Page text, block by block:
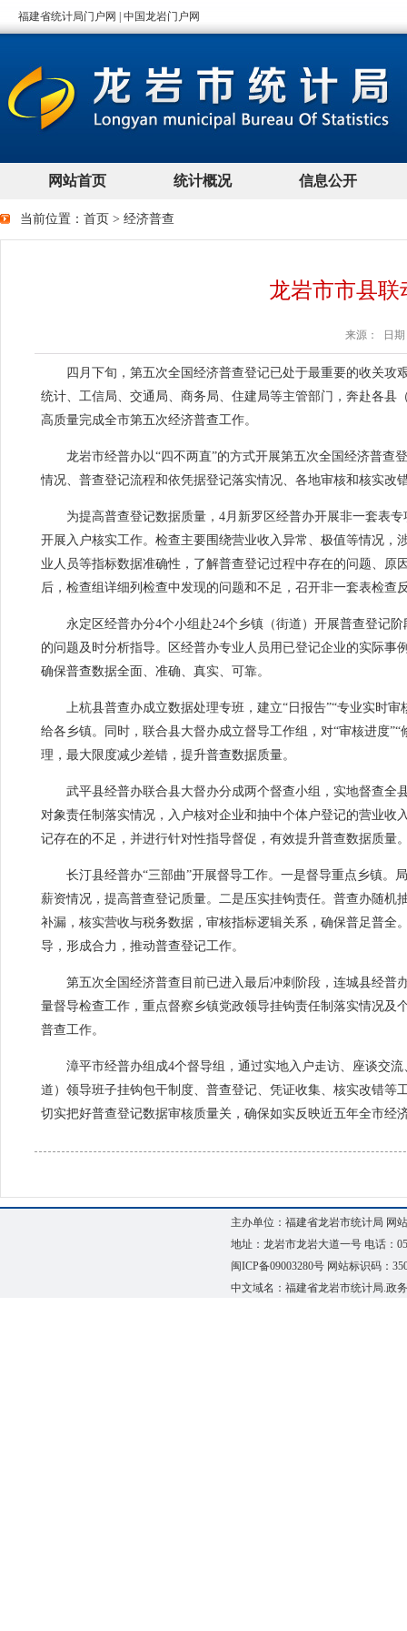
当前位置： 首页 > 经济普查
龙岩市市县
来源： 日期
四月下旬，第五次全国经济普查登记已处于最重要的收关攻
统计、工信局、交通局、商务局、住建局等主管部门，奔赴各
高质量完成全市第五次经济普查工作。
龙岩市经普办以“四不两直”的方式开展第五次全国经济普查
情况、普查登记流程和依凭据登记落实情况、各地审核和核实改
为提高普查登记数据质量，4月新罗区经普办开展非一套表专
开展入户核实工作。检查主要围绕营业收入异常、极值等情况
业人员等指标数据准确性，了解普查登记过程中存在的问题、
后，检查组详细列检查中发现的问题和不足，召开非一套表检
永定区经普办分4个小组赴24个乡镇（街道）开展普查登记阶
的问题及时分析指导。区经普办专业人员用已登记企业的实际
确保普查数据全面、准确、真实、可靠。
上杭县普查办成立数据处理专班，建立“日报告”“专业实时审
给各乡镇。同时，联合县大督办成立督导工作组，对“审核进度
理，最大限度减少差错，提升普查数据质量。
武平县经普办联合县大督办分成两个督查小组，实地督查全
对象责任制落实情况，入户核对企业和抽中个体户登记的营业
记存在的不足，并进行针对性指导督促，有效提升普查数据质量
长汀县经普办“三部曲”开展督导工作。一是督导重点乡镇。
薪资情况，提高普查登记质量。二是压实挂钩责任。普查办随
补漏，核实营收与税务数据，审核指标逻辑关系，确保普足普
导，形成合力，推动普查登记工作。
第五次全国经济普查目前已进入最后冲刺阶段，连城县经普
量督导检查工作，重点督察乡镇党政领导挂钩责任制落实情况
普查工作。
漳平市经普办组成4个督导组，通过实地入户走访、座谈交流
道）领导班子挂钩包干制度、普查登记、凭证收集、核实改错
切实把好普查登记数据审核质量关，确保如实反映近五年全市经